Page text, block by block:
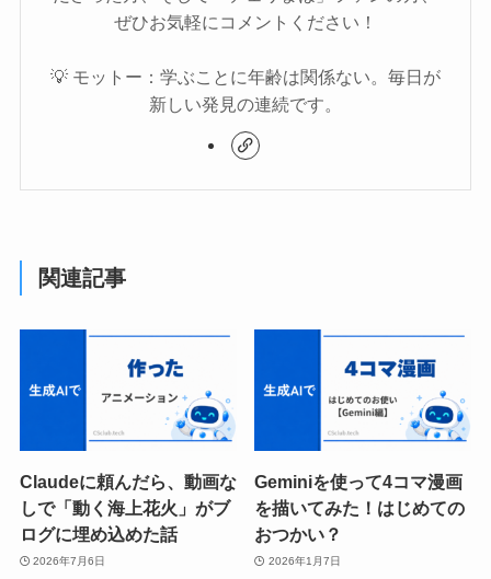
ぜひお気軽にコメントください！
💡 モットー：学ぶことに年齢は関係ない。毎日が
新しい発見の連続です。
関連記事
Claudeに頼んだら、動画な
しで「動く海上花火」がブ
ログに埋め込めた話
2026年7月6日
Geminiを使って4コマ漫画
を描いてみた！はじめての
おつかい？
2026年1月7日